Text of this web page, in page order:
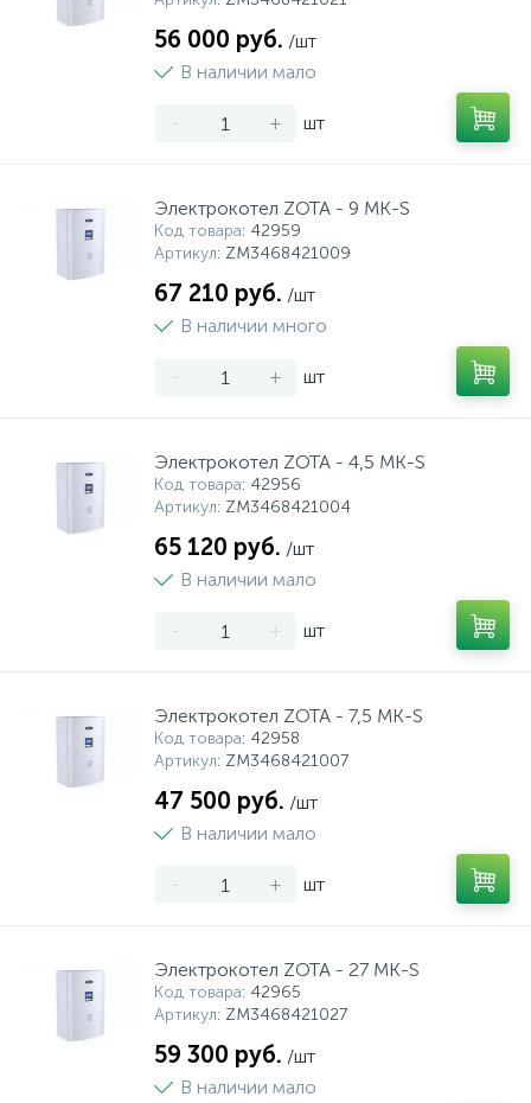
56 000 руб. /шт
В наличии мало
- + шт
Электрокотел ZOTA - 9 MK-S
Код товара: 42959
Артикул: ZM3468421009
67 210 руб. /шт
В наличии много
- + шт
Электрокотел ZOTA - 4,5 MK-S
Код товара: 42956
Артикул: ZM3468421004
65 120 руб. /шт
В наличии мало
- + шт
Электрокотел ZOTA - 7,5 MK-S
Код товара: 42958
Артикул: ZM3468421007
47 500 руб. /шт
В наличии мало
- + шт
Электрокотел ZOTA - 27 MK-S
Код товара: 42965
Артикул: ZM3468421027
59 300 руб. /шт
В наличии мало